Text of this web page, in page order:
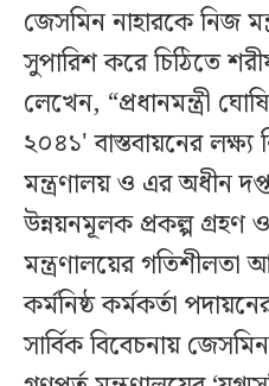
জেসমিন নাহারকে নিজ
সুপারিশ করে চিঠিতে
লেখেন, “প্রধানমন্ত্রী
২০৪১' বাস্তবায়নের
মন্ত্রণালয় ও এর অধীন
উন্নয়নমূলক প্রকল্প গ্রহণ
মন্ত্রণালয়ের গতিশীলতা
কর্মনিষ্ঠ কর্মকর্তা
সার্বিক বিবেচনায়